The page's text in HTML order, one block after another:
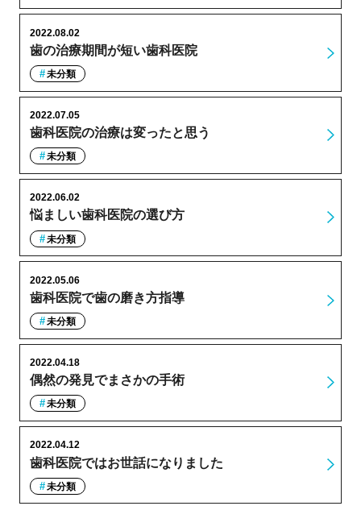
歯の治療期間が短い歯科医院
2022.08.02
未分類
歯科医院の治療は変ったと思う
2022.07.05
未分類
悩ましい歯科医院の選び方
2022.06.02
未分類
歯科医院で歯の磨き方指導
2022.05.06
未分類
偶然の発見でまさかの手術
2022.04.18
未分類
歯科医院ではお世話になりました
2022.04.12
未分類